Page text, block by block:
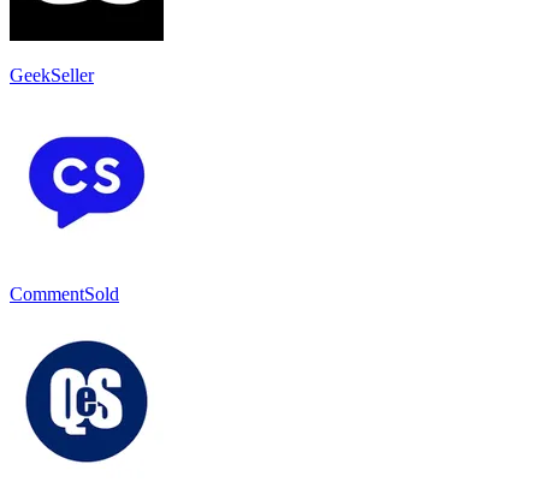
GeekSeller
CommentSold